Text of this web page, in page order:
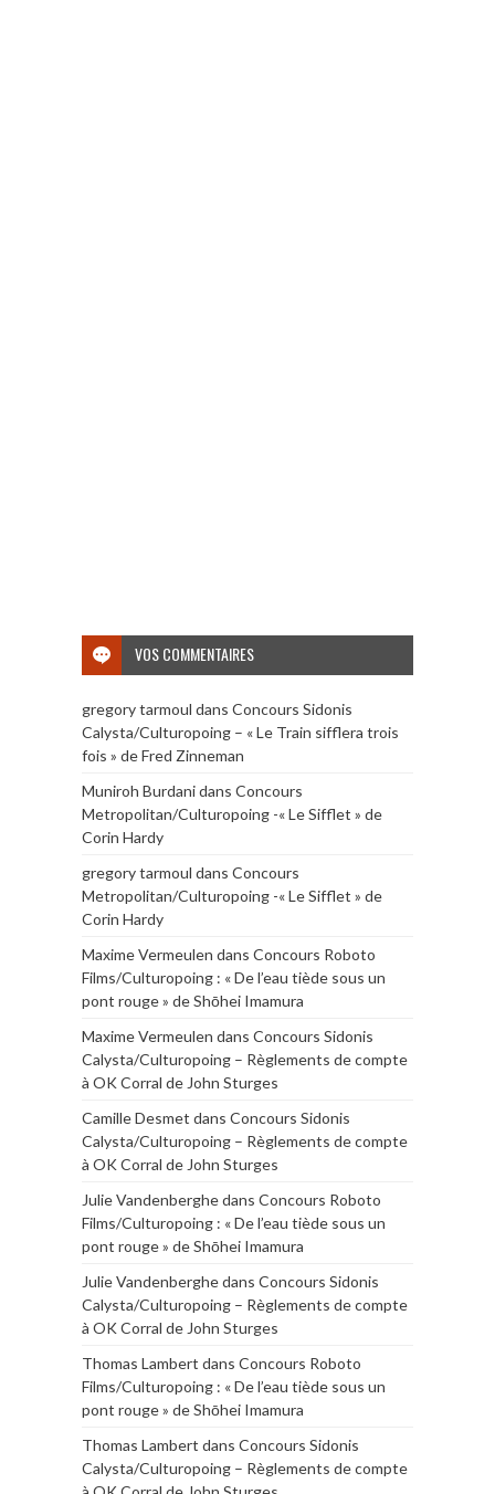
VOS COMMENTAIRES
gregory tarmoul dans Concours Sidonis
Calysta/Culturopoing – « Le Train sifflera trois
fois » de Fred Zinneman
Muniroh Burdanidans Concours
Metropolitan/Culturopoing -« Le Sifflet » de
Corin Hardy
gregory tarmoul dans Concours
Metropolitan/Culturopoing -« Le Sifflet » de
Corin Hardy
Maxime Vermeulen dans Concours Roboto
Films/Culturopoing : « De l’eau tiède sous un
pont rouge » de Shōhei Imamura
Maxime Vermeulen dans Concours Sidonis
Calysta/Culturopoing – Règlements de compte
à OK Corral de John Sturges
Camille Desmet dans Concours Sidonis
Calysta/Culturopoing – Règlements de compte
à OK Corral de John Sturges
Julie Vandenberghedans Concours Roboto
Films/Culturopoing : « De l’eau tiède sous un
pont rouge » de Shōhei Imamura
Julie Vandenberghedans Concours Sidonis
Calysta/Culturopoing – Règlements de compte
à OK Corral de John Sturges
Thomas Lambert dans Concours Roboto
Films/Culturopoing : « De l’eau tiède sous un
pont rouge » de Shōhei Imamura
Thomas Lambert dans Concours Sidonis
Calysta/Culturopoing – Règlements de compte